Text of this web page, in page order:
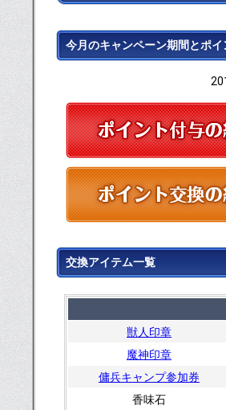
今月のキャンペーン期間とポイ
交換アイテム一覧
獣人印章
魔神印章
傭兵キャンプ参加券
香味石